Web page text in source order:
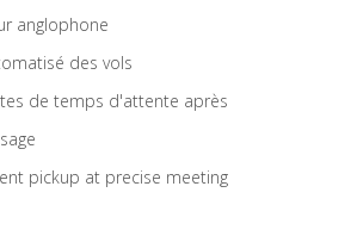
anglophone
des vols
de temps d'attente après
pickup at precise meeting